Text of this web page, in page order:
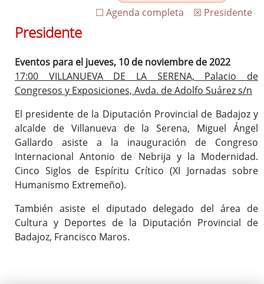
☒ Presidente
☐ Agenda completa
Presidente
Eventos para el jueves, 10 de noviembre de 2022
17:00 VILLANUEVA DE LA SERENA, Palacio de
Congresos y Exposiciones, Avda. de Adolfo Suárez s/n
El presidente de la Diputación Provincial de Badajoz y
alcalde de Villanueva de la Serena, Miguel Ángel
Gallardo asiste a la inauguración de Congreso
Internacional Antonio de Nebrija y la Modernidad.
Cinco Siglos de Espíritu Crítico (XI Jornadas sobre
Humanismo Extremeño).
También asiste el diputado delegado del área de
Cultura y Deportes de la Diputación Provincial de
Badajoz, Francisco Maros.